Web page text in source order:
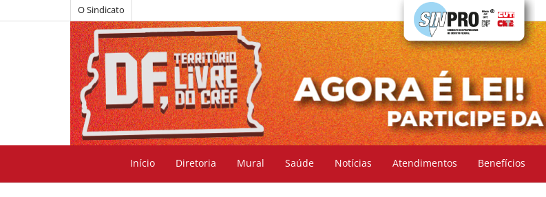
O Sindicato
Início Diretoria Mural Saúde Notícias Atendimentos Benefícios